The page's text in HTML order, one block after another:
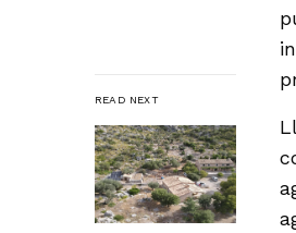
READ NEXT